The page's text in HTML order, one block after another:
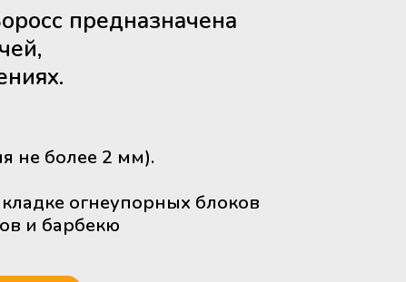
предназначена
не более 2 мм).
огнеупорных блоков
и барбекю